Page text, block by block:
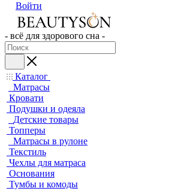
Войти
- всё для здорового сна -
Каталог
Матрасы
Кровати
Подушки и одеяла
Детские товары
Топперы
Матрасы в рулоне
Текстиль
Чехлы для матраса
Основания
Тумбы и комоды